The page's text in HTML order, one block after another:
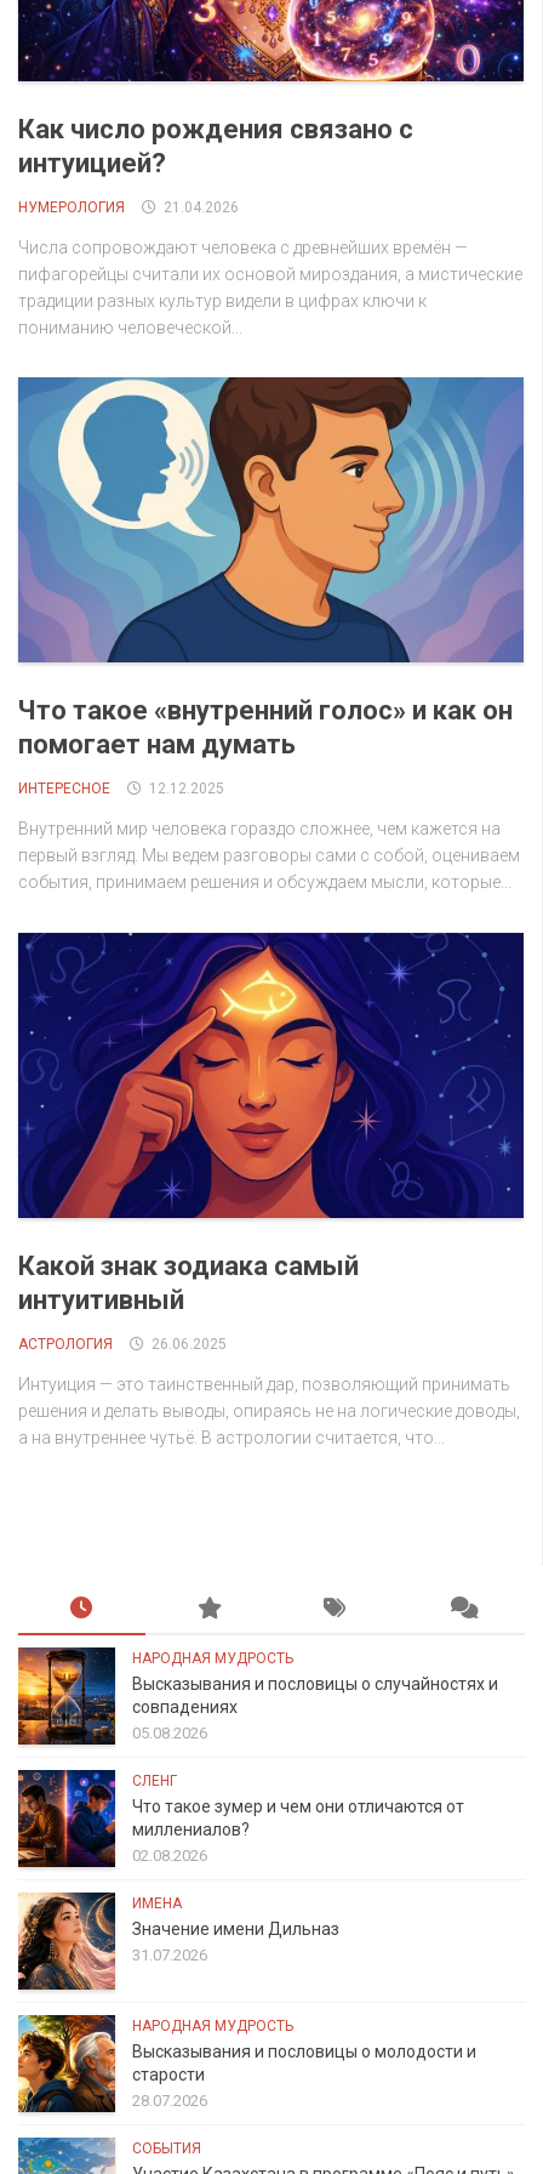
Как число рождения связано с
интуицией?
НУМЕРОЛОГИЯ 21.04.2026
Числа сопровождают человека с древнейших времён —
пифагорейцы считали их основой мироздания, а мистические
традиции разных культур видели в цифрах ключи к
пониманию человеческой...
Что такое «внутренний голос» и как он
помогает нам думать
ИНТЕРЕСНОЕ 12.12.2025
Внутренний мир человека гораздо сложнее, чем кажется на
первый взгляд. Мы ведем разговоры сами с собой, оцениваем
события, принимаем решения и обсуждаем мысли, которые...
Какой знак зодиака самый
интуитивный
АСТРОЛОГИЯ 26.06.2025
Интуиция — это таинственный дар, позволяющий принимать
решения и делать выводы, опираясь не на логические доводы,
а на внутреннее чутьё. В астрологии считается, что...
НАРОДНАЯ МУДРОСТЬ
Высказывания и пословицы о случайностях и
совпадениях
05.08.2026
СЛЕНГ
Что такое зумер и чем они отличаются от
миллениалов?
02.08.2026
ИМЕНА
Значение имени Дильназ
31.07.2026
НАРОДНАЯ МУДРОСТЬ
Высказывания и пословицы о молодости и
старости
28.07.2026
СОБЫТИЯ